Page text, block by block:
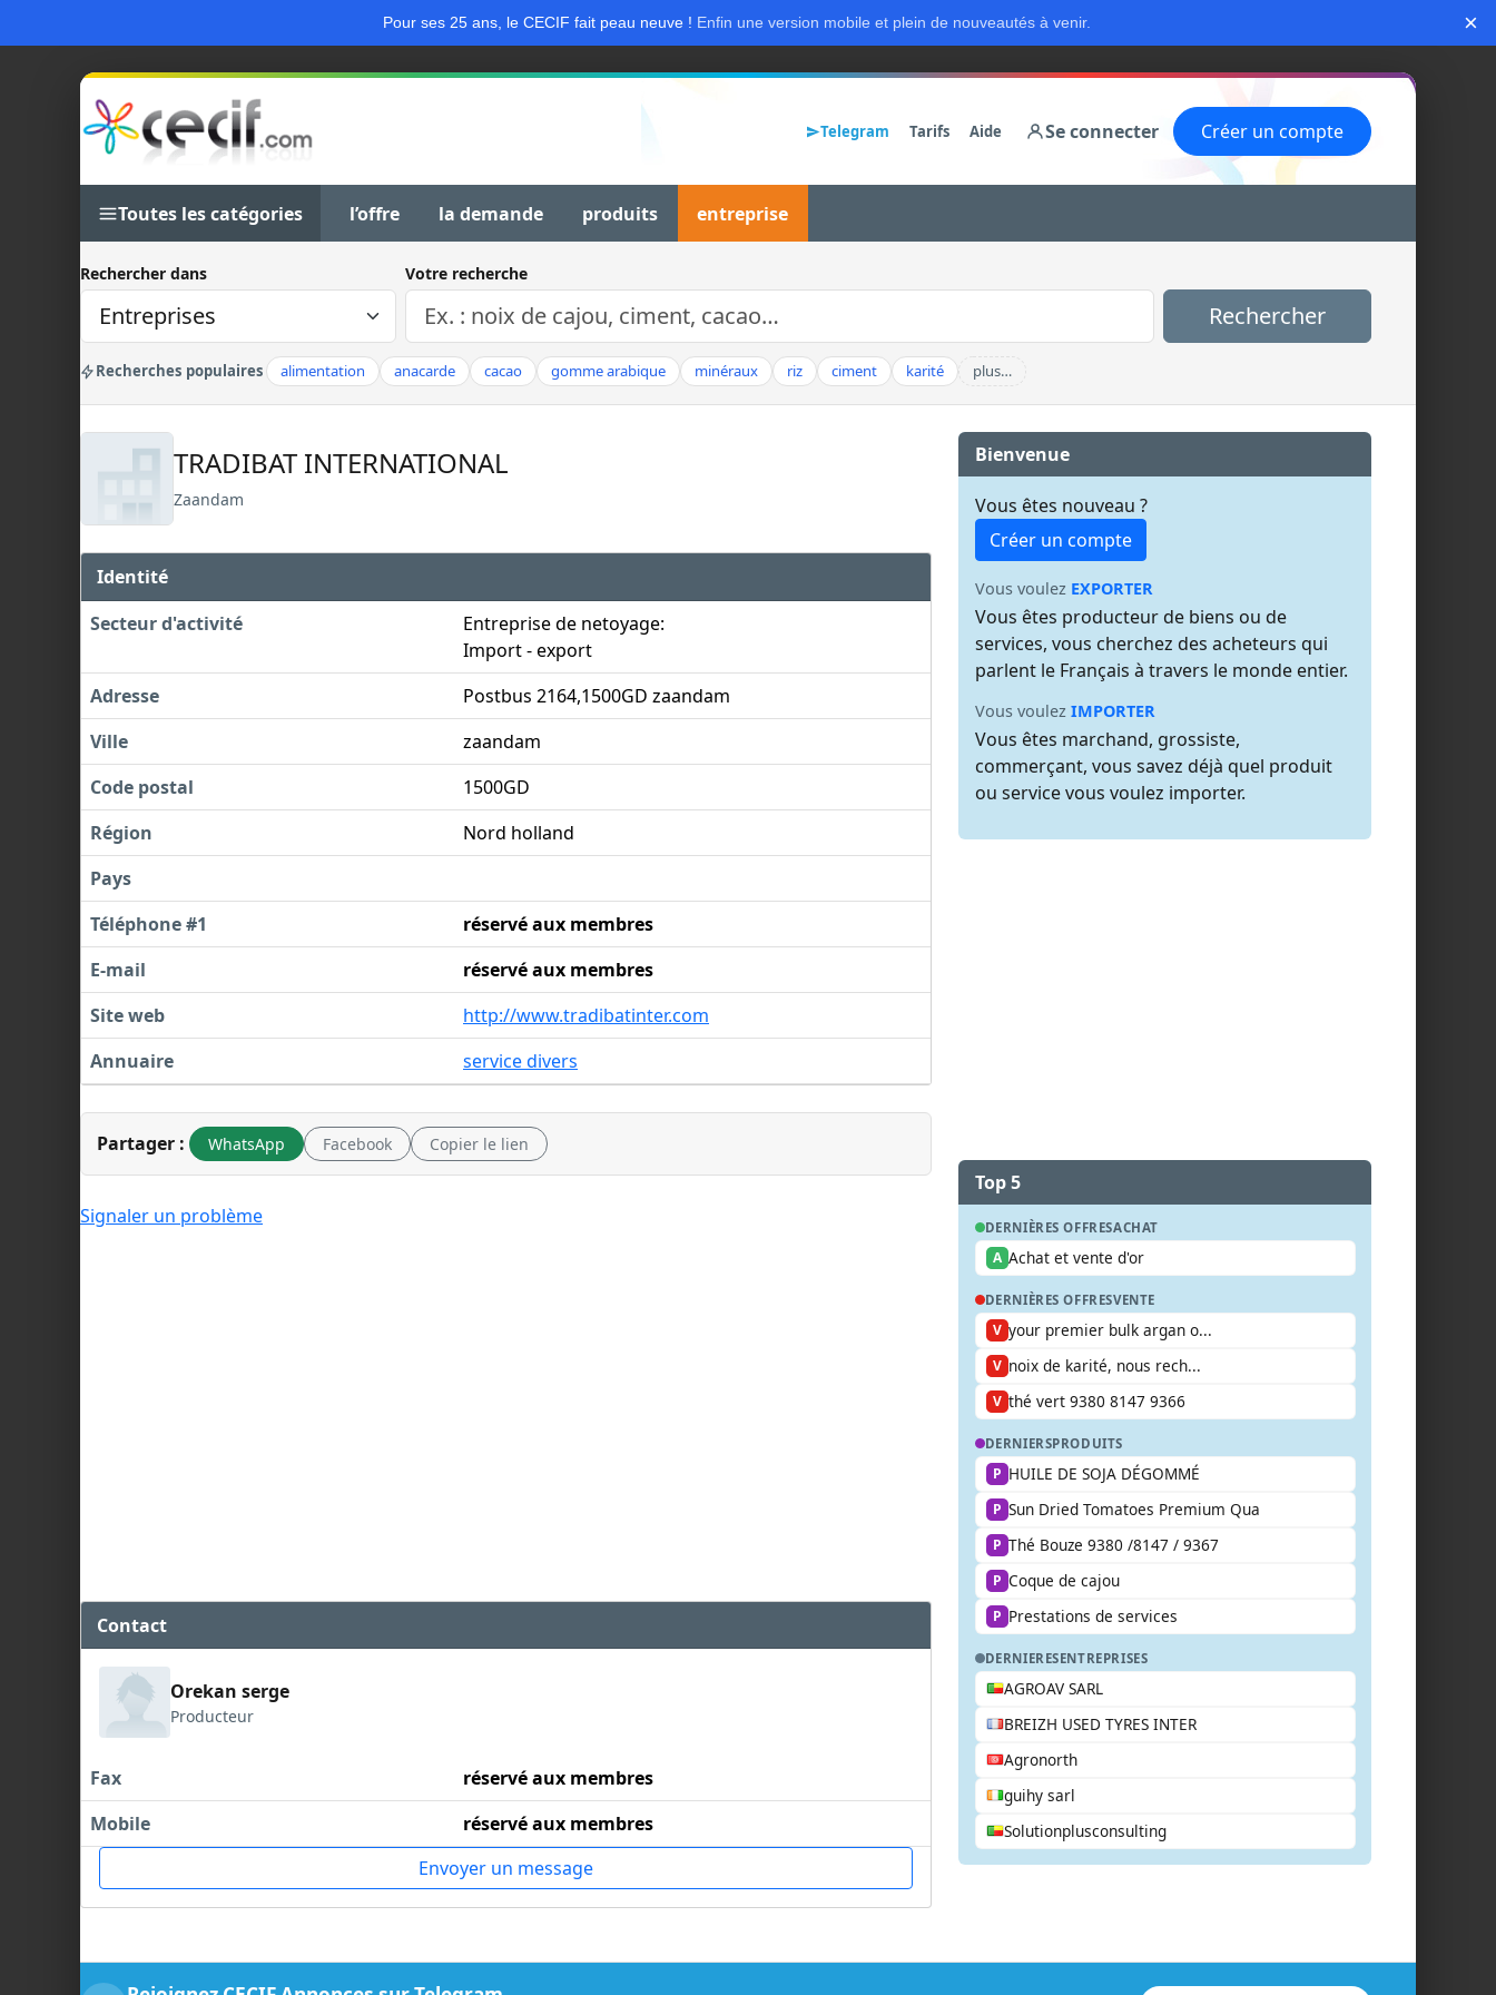
Pour ses 25 ans, le CECIF fait peau neuve ! Enfin une version mobile et plein de nouveautés à venir. ×
Telegram Tarifs Aide Se connecter Créer un compte
Toutes les catégories l’offre la demande produits entreprise
Rechercher dans Votre recherche
Rechercher
Recherches populaires alimentation anacarde cacao gomme arabique minéraux riz ciment karité plus…
TRADIBAT INTERNATIONAL
Zaandam
Identité
Secteur d'activité
Entreprise de netoyage:
Import - export
Adresse
Postbus 2164,1500GD zaandam
Ville
zaandam
Code postal
1500GD
Région
Nord holland
Pays
Téléphone #1
réservé aux membres
E-mail
réservé aux membres
Site web
http://www.tradibatinter.com
Annuaire
service divers
Partager : WhatsApp Facebook Copier le lien
Signaler un problème
Contact
Orekan serge
Producteur
Fax
réservé aux membres
Mobile
réservé aux membres
Envoyer un message
Bienvenue
Vous êtes nouveau ?
Créer un compte
Vous voulez EXPORTER
Vous êtes producteur de biens ou de
services, vous cherchez des acheteurs qui
parlent le Français à travers le monde entier.
Vous voulez IMPORTER
Vous êtes marchand, grossiste,
commerçant, vous savez déjà quel produit
ou service vous voulez importer.
Top 5
DERNIÈRES OFFRESACHAT
A Achat et vente d'or
DERNIÈRES OFFRESVENTE
V your premier bulk argan o...
V noix de karité, nous rech...
V thé vert 9380 8147 9366
DERNIERSPRODUITS
P HUILE DE SOJA DÉGOMMÉ
P Sun Dried Tomatoes Premium Qua
P Thé Bouze 9380 /8147 / 9367
P Coque de cajou
P Prestations de services
DERNIERESENTREPRISES
AGROAV SARL
BREIZH USED TYRES INTER
Agronorth
guihy sarl
Solutionplusconsulting